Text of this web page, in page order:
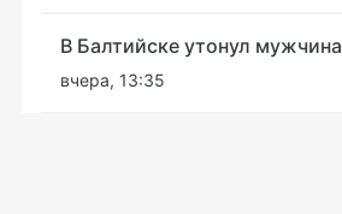
В Балтийске утонул мужчина
вчера, 13:35